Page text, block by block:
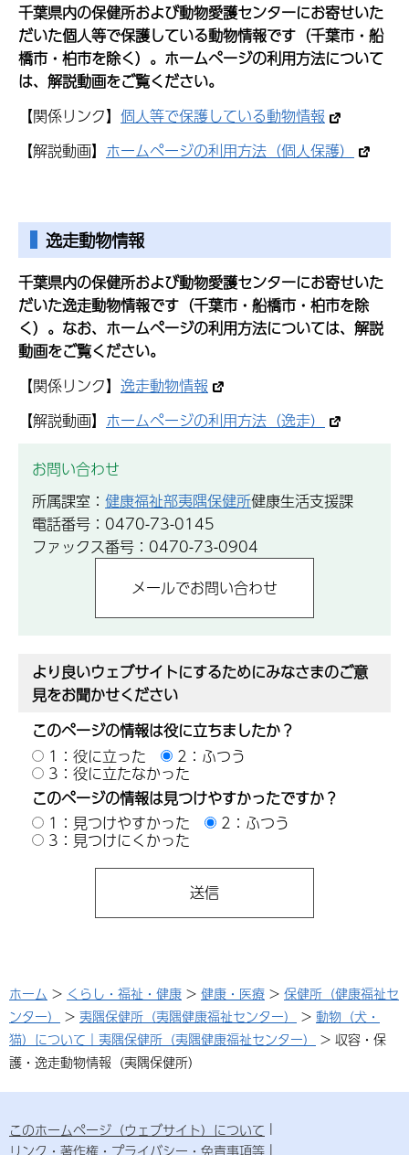
千葉県内の保健所および動物愛護センターにお寄せいた
だいた個人等で保護している動物情報です（千葉市・船
橋市・柏市を除く）。ホームページの利用方法について
は、解説動画をご覧ください。
【関係リンク】 個人等で保護している動物情報
【解説動画】 ホームページの利用方法（個人保護）
逸走動物情報
千葉県内の保健所および動物愛護センターにお寄せいた
だいた逸走動物情報です（千葉市・船橋市・柏市を除
く）。なお、ホームページの利用方法については、解説
動画をご覧ください。
【関係リンク】 逸走動物情報
【解説動画】 ホームページの利用方法（逸走）
お問い合わせ
所属課室： 健康福祉部夷隅保健所健康生活支援課
電話番号：0470-73-0145
ファックス番号：0470-73-0904
より良いウェブサイトにするためにみなさまのご意
見をお聞かせください
このページの情報は役に立ちましたか？
1：役に立った
2：ふつう
3：役に立たなかった
このページの情報は見つけやすかったですか？
1：見つけやすかった
2：ふつう
3：見つけにくかった
ホーム > くらし・福祉・健康 > 健康・医療 > 保健所（健康福祉セ
ンター）
> 夷隅保健所（夷隅健康福祉センター） > 動物（犬・
猫）について｜夷隅保健所（夷隅健康福祉センター）
> 収容・保
護・逸走動物情報（夷隅保健所）
このホームページ（ウェブサイト）について
リンク・著作権・プライバシー・免責事項等